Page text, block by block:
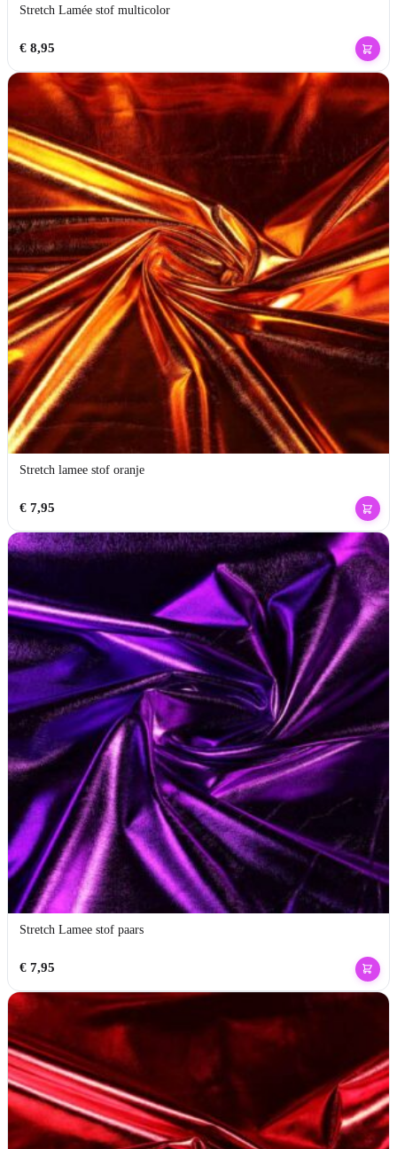
Stretch Lamée stof multicolor
€8,95
Stretch lamee stof oranje
€7,95
Stretch Lamee stof paars
€7,95